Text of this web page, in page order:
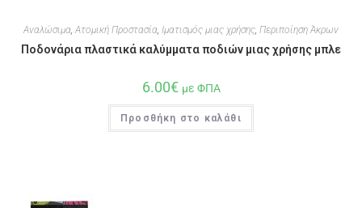
Αναλώσιμα, Ατομική Προστασία, Ιματισμός μιας χρήσης, Περιποίηση Άκρων
Ποδονάρια πλαστικά καλύμματα ποδιών μιας χρήσης μπλε
6.00€ με ΦΠΑ
Προσθήκη στο καλάθι